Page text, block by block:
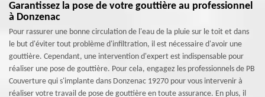
Garantissez la pose de votre gouttière au professionnel
à Donzenac
Pour rassurer une bonne circulation de l'eau de la pluie sur le toit et dans
le but d'éviter tout problème d'infiltration, il est nécessaire d'avoir une
gouttière. Cependant, une intervention d'expert est indispensable pour
réaliser une pose de gouttière. Pour cela, engagez les professionnels de PB
Couverture qui s'implante dans Donzenac 19270 pour vous intervenir à
réaliser votre travail de pose de gouttière en toute assurance. En plus, il